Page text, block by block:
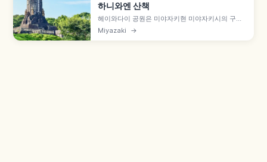
하니와엔 산책
헤이와다이 공원은 미야자키현 미야자키시의 구릉
지에 펼쳐진 공원으로, 상징인 '평화의 탑'은 높이 약
37m·1940년(쇼와 15년) 건립되었습니다. '핫코 이
Miyazaki →